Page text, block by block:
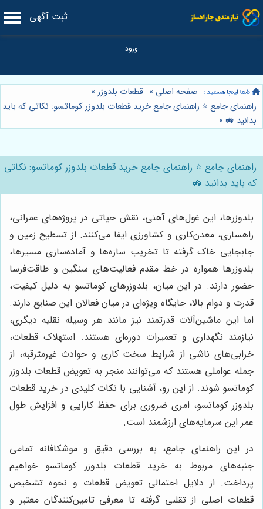
ثبت آگهی
صفحه اصلی » قطعات بلدوزر»
راهنمای جامع ⭐️ راهنمای جامع خرید قطعات بلدوزر کوماتسو: نکاتی که باید
بدانید 🚜 »
راهنمای جامع ⭐️ راهنمای جامع خرید قطعات بلدوزر کوماتسو: نکاتی
که باید بدانید 🚜
بلدوزرها، این غول‌های آهنی، نقش حیاتی در پروژه‌های عمرانی،
راهسازی، معدن‌کاری و کشاورزی ایفا می‌کنند. از تسطیح زمین و
جابجایی خاک گرفته تا تخریب سازه‌ها و آماده‌سازی مسیرها،
بلدوزرها همواره در خط مقدم فعالیت‌های سنگین و طاقت‌فرسا
حضور دارند. در این میان، بلدوزرهای کوماتسو به دلیل کیفیت،
قدرت و دوام بالا، جایگاه ویژه‌ای در میان فعالان این صنایع دارند.
اما این ماشین‌آلات قدرتمند نیز مانند هر وسیله نقلیه دیگری،
نیازمند نگهداری و تعمیرات دوره‌ای هستند. استهلاک قطعات،
خرابی‌های ناشی از شرایط سخت کاری و حوادث غیرمترقبه، از
جمله عواملی هستند که می‌توانند منجر به تعویض قطعات بلدوزر
کوماتسو شوند. از این رو، آشنایی با نکات کلیدی در خرید قطعات
بلدوزر کوماتسو، امری ضروری برای حفظ کارایی و افزایش طول
عمر این سرمایه‌های ارزشمند است.
در این راهنمای جامع، به بررسی دقیق و موشکافانه تمامی
جنبه‌های مربوط به خرید قطعات بلدوزر کوماتسو خواهیم
پرداخت. از دلایل احتمالی تعویض قطعات و نحوه تشخیص
قطعات اصلی از تقلبی گرفته تا معرفی تامین‌کنندگان معتبر و